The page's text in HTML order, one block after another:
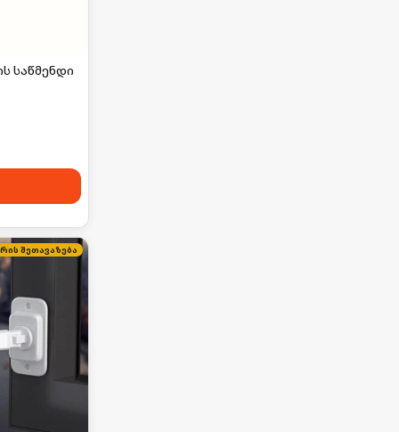
საწმენდი
შეთავაზება